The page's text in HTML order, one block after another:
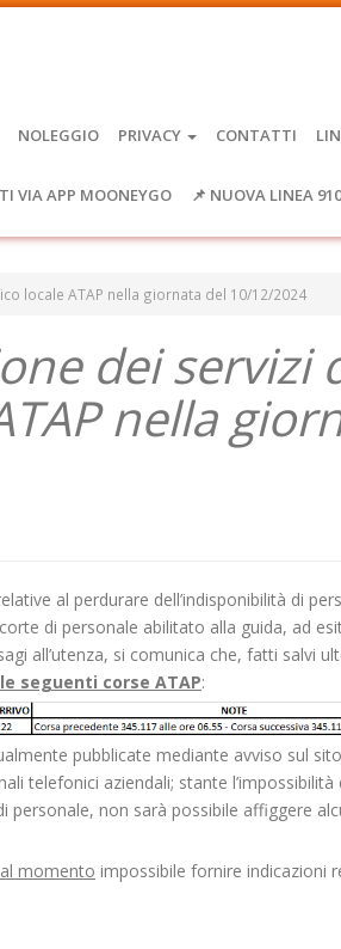
NOLEGGIO PRIVACY CONTATTI
VIA APP MOONEYGO 📌 NUOVA LINEA
locale ATAP nella giornata del 10/12/2024
dei servizi
nella
al perdurare dell’indisponibilità di
di personale abilitato alla guida, ad
all’utenza, si comunica che, fatti salvi
seguenti corse ATAP:
pubblicate mediante avviso sul sito
telefonici aziendali; stante l’impossibilità
personale, non sarà possibile affiggere
al momento impossibile fornire indicazioni